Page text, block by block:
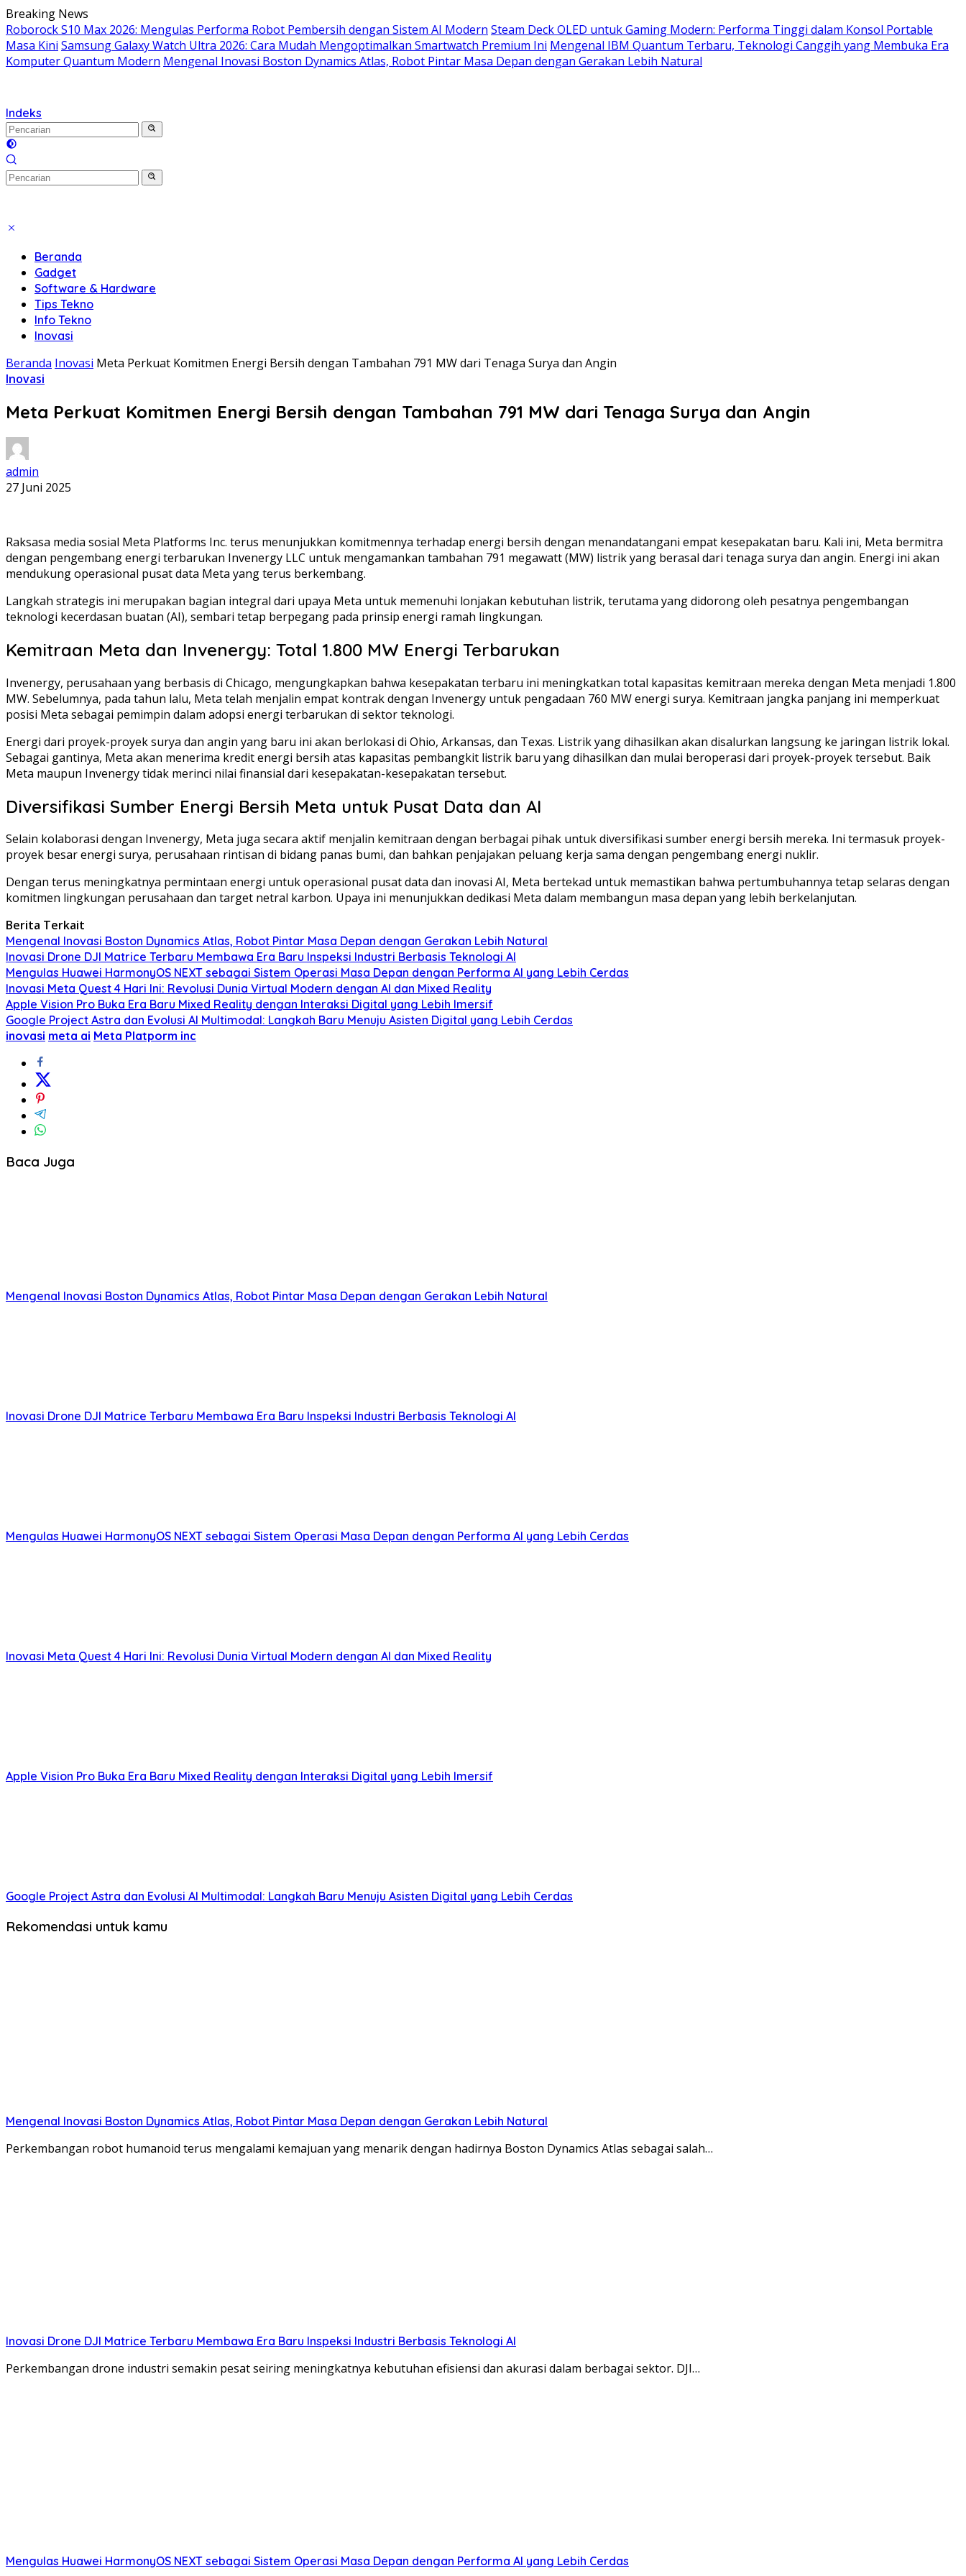
Langsung
ke
konten
Breaking News
Roborock S10 Max 2026: Mengulas Performa Robot Pembersih dengan Sistem AI Modern Steam Deck OLED untuk Gaming Modern: Performa Tinggi dalam Konsol Portable
Masa Kini Samsung Galaxy Watch Ultra 2026: Cara Mudah Mengoptimalkan Smartwatch Premium Ini Mengenal IBM Quantum Terbaru, Teknologi Canggih yang Membuka Era
Komputer Quantum Modern Mengenal Inovasi Boston Dynamics Atlas, Robot Pintar Masa Depan dengan Gerakan Lebih Natural
Indeks
Beranda
Gadget
Software & Hardware
Tips Tekno
Info Tekno
Inovasi
Beranda Inovasi Meta Perkuat Komitmen Energi Bersih dengan Tambahan 791 MW dari Tenaga Surya dan Angin
Inovasi
Meta Perkuat Komitmen Energi Bersih dengan Tambahan 791 MW dari Tenaga Surya dan Angin
admin
27 Juni 2025
Raksasa media sosial Meta Platforms Inc. terus menunjukkan komitmennya terhadap energi bersih dengan menandatangani empat kesepakatan baru. Kali ini, Meta bermitra
dengan pengembang energi terbarukan Invenergy LLC untuk mengamankan tambahan 791 megawatt (MW) listrik yang berasal dari tenaga surya dan angin. Energi ini akan
mendukung operasional pusat data Meta yang terus berkembang.
Langkah strategis ini merupakan bagian integral dari upaya Meta untuk memenuhi lonjakan kebutuhan listrik, terutama yang didorong oleh pesatnya pengembangan
teknologi kecerdasan buatan (AI), sembari tetap berpegang pada prinsip energi ramah lingkungan.
Kemitraan Meta dan Invenergy: Total 1.800 MW Energi Terbarukan
Invenergy, perusahaan yang berbasis di Chicago, mengungkapkan bahwa kesepakatan terbaru ini meningkatkan total kapasitas kemitraan mereka dengan Meta menjadi 1.800
MW. Sebelumnya, pada tahun lalu, Meta telah menjalin empat kontrak dengan Invenergy untuk pengadaan 760 MW energi surya. Kemitraan jangka panjang ini memperkuat
posisi Meta sebagai pemimpin dalam adopsi energi terbarukan di sektor teknologi.
Energi dari proyek-proyek surya dan angin yang baru ini akan berlokasi di Ohio, Arkansas, dan Texas. Listrik yang dihasilkan akan disalurkan langsung ke jaringan listrik lokal.
Sebagai gantinya, Meta akan menerima kredit energi bersih atas kapasitas pembangkit listrik baru yang dihasilkan dan mulai beroperasi dari proyek-proyek tersebut. Baik
Meta maupun Invenergy tidak merinci nilai finansial dari kesepakatan-kesepakatan tersebut.
Diversifikasi Sumber Energi Bersih Meta untuk Pusat Data dan AI
Selain kolaborasi dengan Invenergy, Meta juga secara aktif menjalin kemitraan dengan berbagai pihak untuk diversifikasi sumber energi bersih mereka. Ini termasuk proyek-
proyek besar energi surya, perusahaan rintisan di bidang panas bumi, dan bahkan penjajakan peluang kerja sama dengan pengembang energi nuklir.
Dengan terus meningkatnya permintaan energi untuk operasional pusat data dan inovasi AI, Meta bertekad untuk memastikan bahwa pertumbuhannya tetap selaras dengan
komitmen lingkungan perusahaan dan target netral karbon. Upaya ini menunjukkan dedikasi Meta dalam membangun masa depan yang lebih berkelanjutan.
Berita Terkait
Mengenal Inovasi Boston Dynamics Atlas, Robot Pintar Masa Depan dengan Gerakan Lebih Natural
Inovasi Drone DJI Matrice Terbaru Membawa Era Baru Inspeksi Industri Berbasis Teknologi AI
Mengulas Huawei HarmonyOS NEXT sebagai Sistem Operasi Masa Depan dengan Performa AI yang Lebih Cerdas
Inovasi Meta Quest 4 Hari Ini: Revolusi Dunia Virtual Modern dengan AI dan Mixed Reality
Apple Vision Pro Buka Era Baru Mixed Reality dengan Interaksi Digital yang Lebih Imersif
Google Project Astra dan Evolusi AI Multimodal: Langkah Baru Menuju Asisten Digital yang Lebih Cerdas
inovasi meta ai Meta Platporm inc
Baca Juga
Mengenal Inovasi Boston Dynamics Atlas, Robot Pintar Masa Depan dengan Gerakan Lebih Natural
Inovasi Drone DJI Matrice Terbaru Membawa Era Baru Inspeksi Industri Berbasis Teknologi AI
Mengulas Huawei HarmonyOS NEXT sebagai Sistem Operasi Masa Depan dengan Performa AI yang Lebih Cerdas
Inovasi Meta Quest 4 Hari Ini: Revolusi Dunia Virtual Modern dengan AI dan Mixed Reality
Apple Vision Pro Buka Era Baru Mixed Reality dengan Interaksi Digital yang Lebih Imersif
Google Project Astra dan Evolusi AI Multimodal: Langkah Baru Menuju Asisten Digital yang Lebih Cerdas
Rekomendasi untuk kamu
Mengenal Inovasi Boston Dynamics Atlas, Robot Pintar Masa Depan dengan Gerakan Lebih Natural
Perkembangan robot humanoid terus mengalami kemajuan yang menarik dengan hadirnya Boston Dynamics Atlas sebagai salah…
Inovasi Drone DJI Matrice Terbaru Membawa Era Baru Inspeksi Industri Berbasis Teknologi AI
Perkembangan drone industri semakin pesat seiring meningkatnya kebutuhan efisiensi dan akurasi dalam berbagai sektor. DJI…
Mengulas Huawei HarmonyOS NEXT sebagai Sistem Operasi Masa Depan dengan Performa AI yang Lebih Cerdas